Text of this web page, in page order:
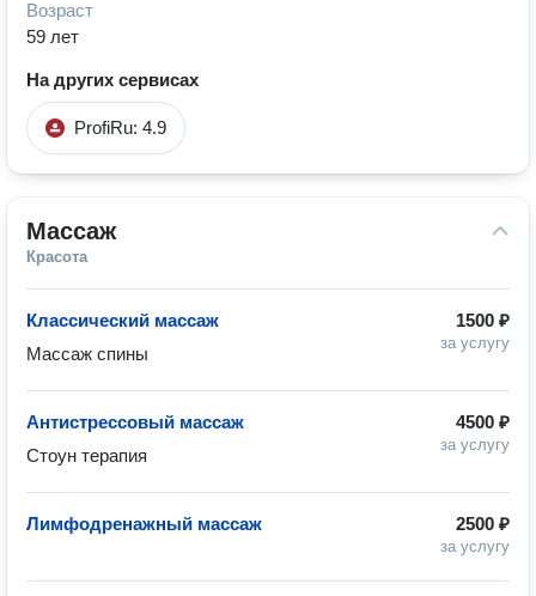
Возраст
59 лет
На других сервисах
ProfiRu: 4.9
Массаж
Красота
1500 ₽
за услугу
Классический массаж
Массаж спины
4500 ₽
за услугу
Антистрессовый массаж
Стоун терапия
2500 ₽
за услугу
Лимфодренажный массаж